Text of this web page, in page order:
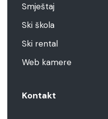
Smještaj
Ski škola
Ski rental
Web kamere
Kontakt